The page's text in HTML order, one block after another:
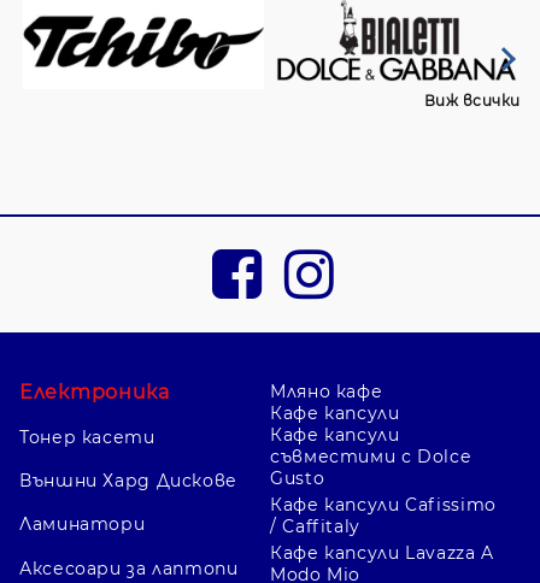
Виж всички
Електроника
Тонер касети
Външни Хард Дискове
Ламинатори
Аксесоари за лаптопи
Мляно кафе
Кафе капсули
Кафе капсули
съвместими с Dolce
Gusto
Кафе капсули Cafissimo
/ Caffitaly
Кафе капсули Lavazza A
Modo Mio